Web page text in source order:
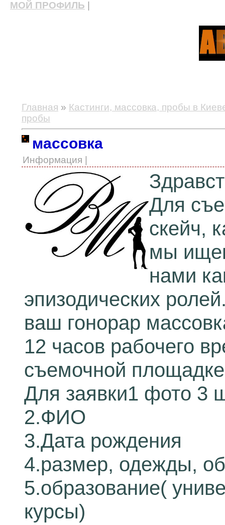
МОЙ ПРОФИЛЬ
Главная » Кастинги, массовка, пробы в
пробы
массовка
Информация |
Для
скейч,
мы
нами
эпизодических
ваш гонорар
12 часов рабочего
съемочной
Для заявки1 фото 3
2.ФИО
3.Дата рождения
4.размер, одежды,
5.образование(
курсы)